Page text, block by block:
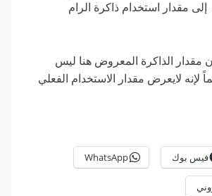
إلى مقدار استخدام ذاكرة الرام
ان مقدار الذاكرة المعروض هنا ليس
دائماً لإنه لايعرض مقدار الاستخدام الفعلي
فيس بوك WhatsApp